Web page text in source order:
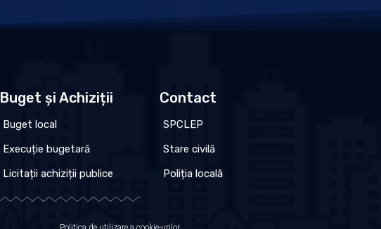
Buget și Achiziții
Buget local
Execuție bugetară
Licitații achiziții publice
Contact
SPCLEP
Stare civilă
Poliția locală